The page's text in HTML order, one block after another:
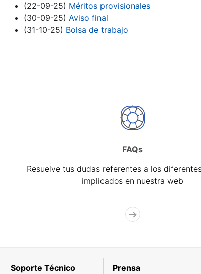
Mostrar/Ocultar
(22-09-25) Méritos provisionales
(30-09-25) Aviso final
(31-10-25) Bolsa de trabajo
FAQs
Resuelve tus dudas referentes a los
implicados en nuestra web
Soporte Técnico Prensa